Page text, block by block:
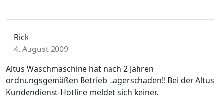
Rick
4. August 2009
Altus Waschmaschine hat nach 2 Jahren
ordnungsgemäßen Betrieb Lagerschaden!! Bei der Altus
Kundendienst-Hotline meldet sich keiner.